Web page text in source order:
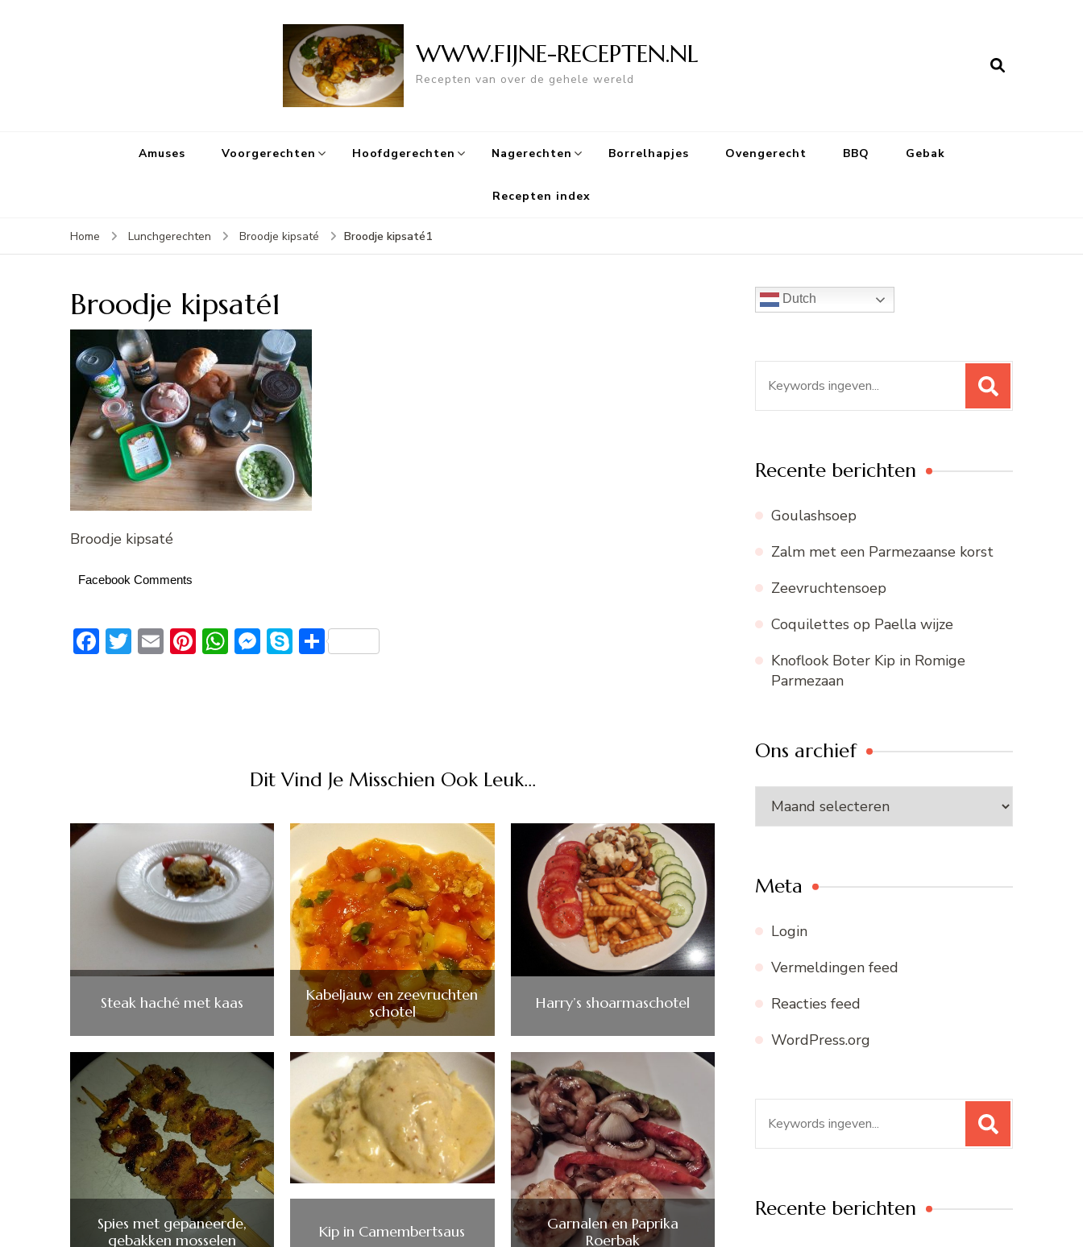
WWW.FIJNE-RECEPTEN.NL
Recepten van over de gehele wereld
Amuses Voorgerechten Hoofdgerechten Nagerechten Borrelhapjes Ovengerecht BBQ Gebak
Recepten index
Home Lunchgerechten Broodje kipsaté Broodje kipsaté1
Broodje kipsaté1
Broodje kipsaté
Facebook Comments
Facebook
Twitter
EmailPinterest
WhatsApp
Messenger
Skype
Delen
Dit Vind Je Misschien Ook Leuk...
Steak haché met kaas
Kabeljauw en zeevruchten
schotel
Harry’s shoarmaschotel
Spies met gepaneerde,
gebakken mosselen
Kip in Camembertsaus
Garnalen en Paprika
Roerbak
Dutch
naar:
Recente berichten
Goulashsoep
Zalm met een Parmezaanse korst
Zeevruchtensoep
Coquilettes op Paella wijze
Knoflook Boter Kip in Romige
Parmezaan
Ons archief
Ons
archief
Meta
Login
Vermeldingen feed
Reacties feed
WordPress.org
naar:
Recente berichten